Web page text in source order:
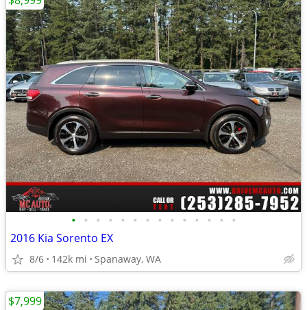
• • • • • • • • • • • • • •
2016 Kia Sorento EX
8/6 142k mi Spanaway, WA
$7,999